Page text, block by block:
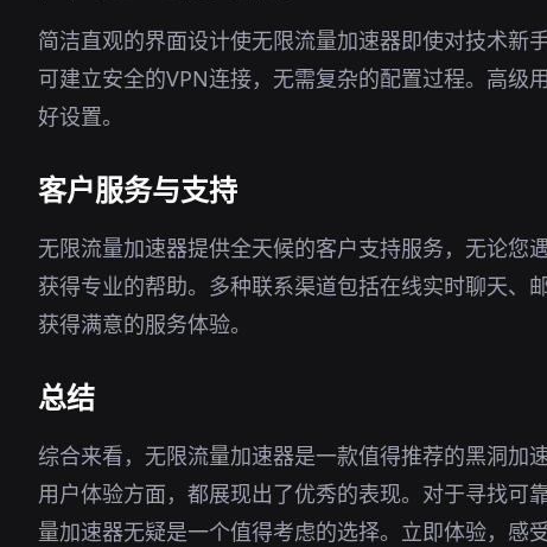
简洁直观的界面设计使无限流量加速器即使对技术新
可建立安全的VPN连接，无需复杂的配置过程。高级
好设置。
客户服务与支持
无限流量加速器提供全天候的客户支持服务，无论您
获得专业的帮助。多种联系渠道包括在线实时聊天、
获得满意的服务体验。
总结
综合来看，无限流量加速器是一款值得推荐的黑洞加
用户体验方面，都展现出了优秀的表现。对于寻找可
量加速器无疑是一个值得考虑的选择。立即体验，感